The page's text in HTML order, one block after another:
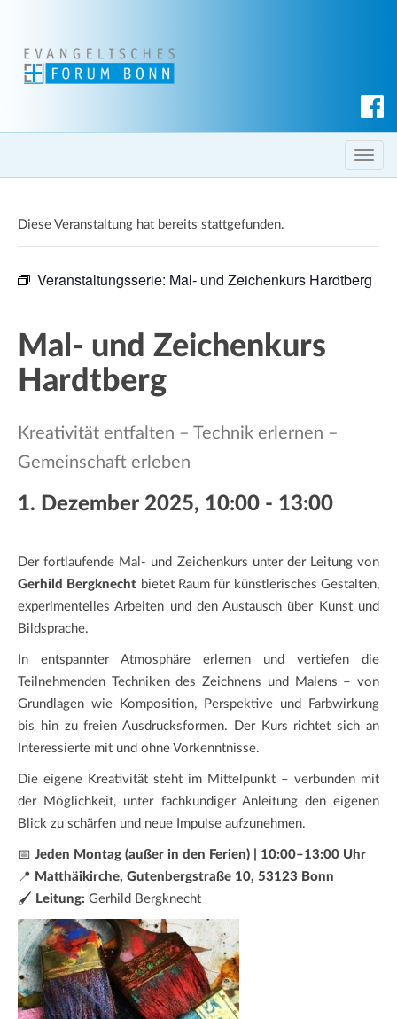
c
h T
o
l
n
Diese Veranstaltung hat bereits stattgefunden.
Veranstaltungsserie: Mal- und Zeichenkurs Hardtberg
Mal- und Zeichenkurs
Hardtberg
Kreativität entfalten – Technik erlernen –
Gemeinschaft erleben
1. Dezember 2025, 10:00 - 13:00
Der fortlaufende Mal- und Zeichenkurs unter der Leitung von
Gerhild Bergknecht bietet Raum für künstlerisches Gestalten,
experimentelles Arbeiten und den Austausch über Kunst und
Bildsprache.
In entspannter Atmosphäre erlernen und vertiefen die
Teilnehmenden Techniken des Zeichnens und Malens – von
Grundlagen wie Komposition, Perspektive und Farbwirkung
bis hin zu freien Ausdrucksformen. Der Kurs richtet sich an
Interessierte mit und ohne Vorkenntnisse.
Die eigene Kreativität steht im Mittelpunkt – verbunden mit
der Möglichkeit, unter fachkundiger Anleitung den eigenen
Blick zu schärfen und neue Impulse aufzunehmen.
📅 Jeden Montag (außer in den Ferien) | 10:00–13:00 Uhr
📍 Matthäikirche, Gutenbergstraße 10, 53123 Bonn
🖌️ Leitung: Gerhild Bergknecht